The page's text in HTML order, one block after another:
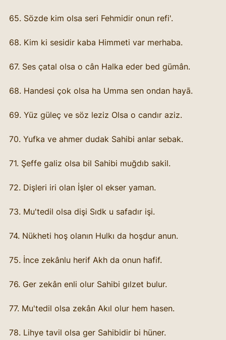
65. Sözde kim olsa seri Fehmidir onun refi'.
68. Kim ki sesidir kaba Himmeti var merhaba.
67. Ses çatal olsa o cân Halka eder bed gümân.
68. Handesi çok olsa ha Umma sen ondan hayā.
69. Yüz güleç ve söz leziz Olsa o candır aziz.
70. Yufka ve ahmer dudak Sahibi anlar sebak.
71. Şeffe galiz olsa bil Sahibi muğdıb sakil.
72. Dişleri iri olan İşler ol ekser yaman.
73. Mu'tedil olsa dişi Sıdk u safadır işi.
74. Nükheti hoş olanın Hulkı da hoşdur anun.
75. İnce zekânlu herif Akh da onun hafif.
76. Ger zekân enli olur Sahibi gılzet bulur.
77. Mu'tedil olsa zekân Akıl olur hem hasen.
78. Lihye tavil olsa ger Sahibidir bi hüner.